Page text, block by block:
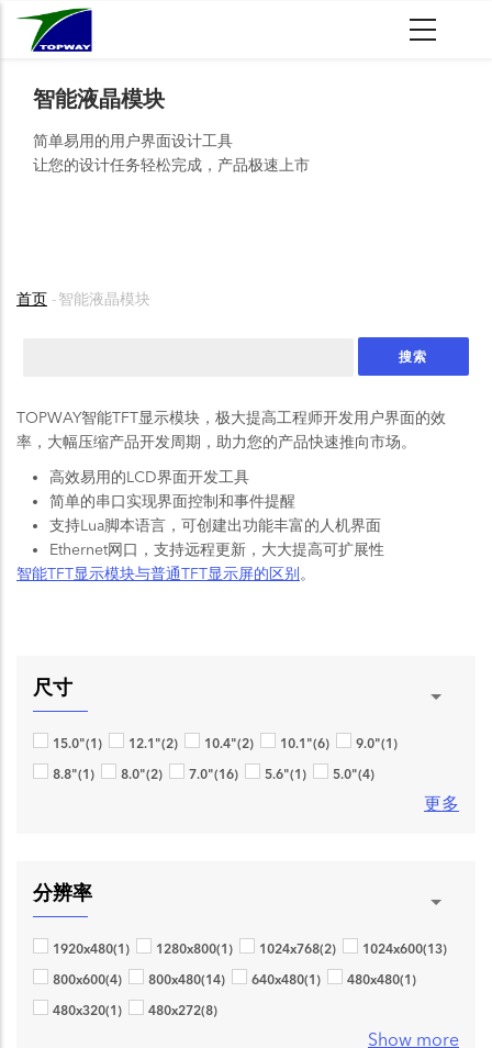
智能液晶模块
简单易用的用户界面设计工具
让您的设计任务轻松完成，产品极速上市
首页 - 智能液晶模块
TOPWAY智能TFT显示模块，极大提高工程师开发用户界面的效
率，大幅压缩产品开发周期，助力您的产品快速推向市场。
高效易用的LCD界面开发工具
简单的串口实现界面控制和事件提醒
支持Lua脚本语言，可创建出功能丰富的人机界面
Ethernet网口，支持远程更新，大大提高可扩展性
智能TFT显示模块与普通TFT显示屏的区别 。
尺寸
15.0"(1) 12.1"(2) 10.4"(2) 10.1"(6) 9.0"(1)
8.8"(1) 8.0"(2) 7.0"(16) 5.6"(1) 5.0"(4)
更多
分辨率
1920x480(1) 1280x800(1) 1024x768(2) 1024x600(13)
800x600(4) 800x480(14) 640x480(1) 480x480(1)
480x320(1) 480x272(8)
Show more